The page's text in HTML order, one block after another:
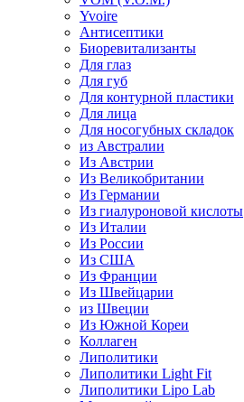
Yvoire
Антисептики
Биоревитализанты
Для глаз
Для губ
Для контурной пластики
Для лица
Для носогубных складок
из Австралии
Из Австрии
Из Великобритании
Из Германии
Из гиалуроновой кислоты
Из Италии
Из России
Из США
Из Франции
Из Швейцарии
из Швеции
Из Южной Кореи
Коллаген
Липолитики
Липолитики Light Fit
Липолитики Lipo Lab